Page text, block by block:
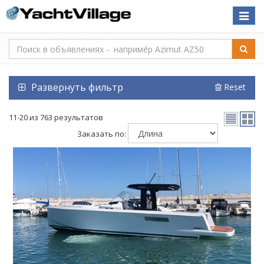
Toggle
Развернуть фильтр Reset
11-20 из 763 результатов
Заказать по: